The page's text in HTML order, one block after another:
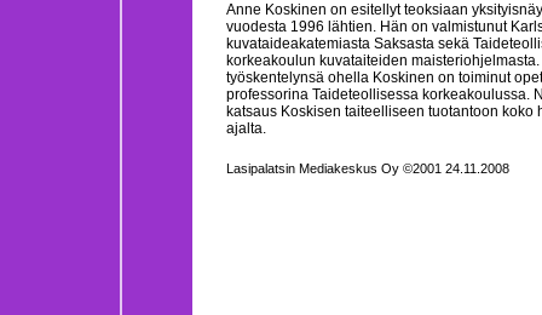
Anne Koskinen on esitellyt teoksiaan
vuodesta 1996 lähtien. Hän on valmistunut
kuvataideakatemiasta Saksasta sekä
korkeakoulun kuvataiteiden
työskentelynsä ohella Koskinen on toiminut
professorina Taideteollisessa korkeakoulussa.
katsaus Koskisen taiteelliseen tuotantoon koko
ajalta.
Lasipalatsin Mediakeskus Oy ©2001 24.11.2008